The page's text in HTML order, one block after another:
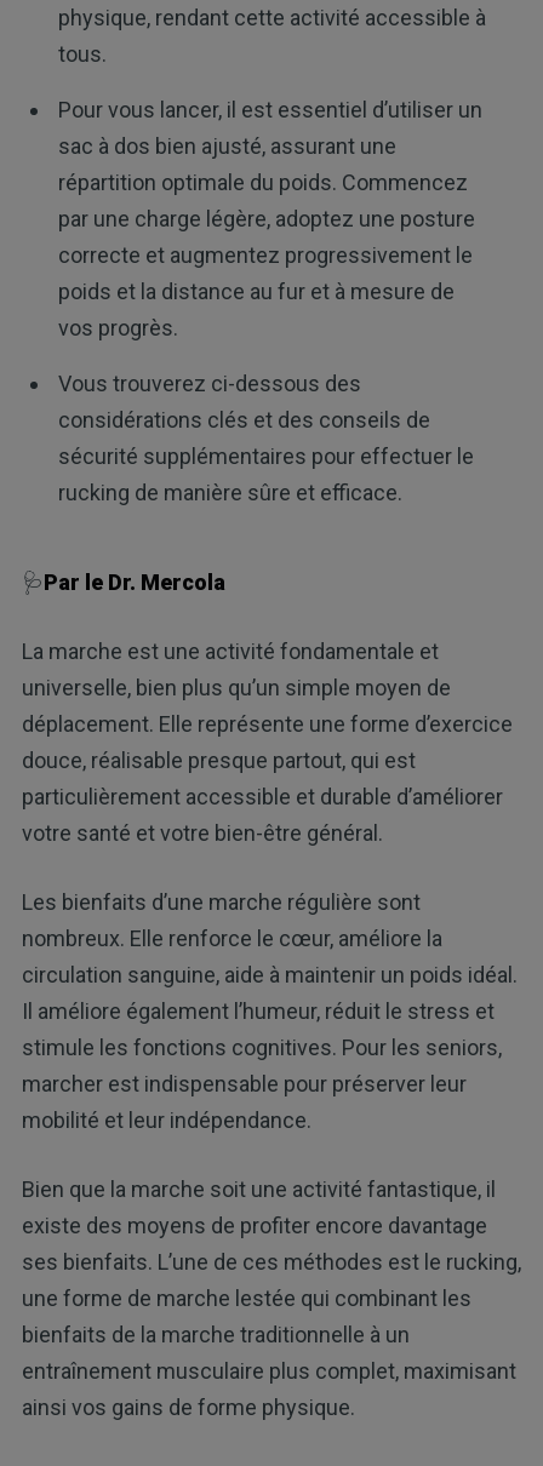
physique, rendant cette activité accessible à
tous.
Pour vous lancer, il est essentiel d’utiliser un
sac à dos bien ajusté, assurant une
répartition optimale du poids. Commencez
par une charge légère, adoptez une posture
correcte et augmentez progressivement le
poids et la distance au fur et à mesure de
vos progrès.
Vous trouverez ci-dessous des
considérations clés et des conseils de
sécurité supplémentaires pour effectuer le
rucking de manière sûre et efficace.
🩺Par le Dr. Mercola
La marche est une activité fondamentale et
universelle, bien plus qu’un simple moyen de
déplacement. Elle représente une forme d’exercice
douce, réalisable presque partout, qui est
particulièrement accessible et durable d’améliorer
votre santé et votre bien-être général.
Les bienfaits d’une marche régulière sont
nombreux. Elle renforce le cœur, améliore la
circulation sanguine, aide à maintenir un poids idéal.
Il améliore également l’humeur, réduit le stress et
stimule les fonctions cognitives. Pour les seniors,
marcher est indispensable pour préserver leur
mobilité et leur indépendance.
Bien que la marche soit une activité fantastique, il
existe des moyens de profiter encore davantage
ses bienfaits. L’une de ces méthodes est le rucking,
une forme de marche lestée qui combinant les
bienfaits de la marche traditionnelle à un
entraînement musculaire plus complet, maximisant
ainsi vos gains de forme physique.